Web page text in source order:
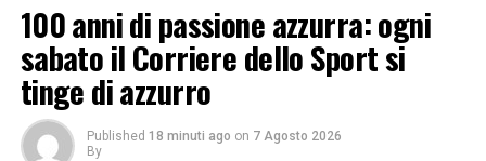
100 anni di passione azzurra: ogni
sabato il Corriere dello Sport si
tinge di azzurro
Published 18 minuti ago on 7 Agosto 2026
By